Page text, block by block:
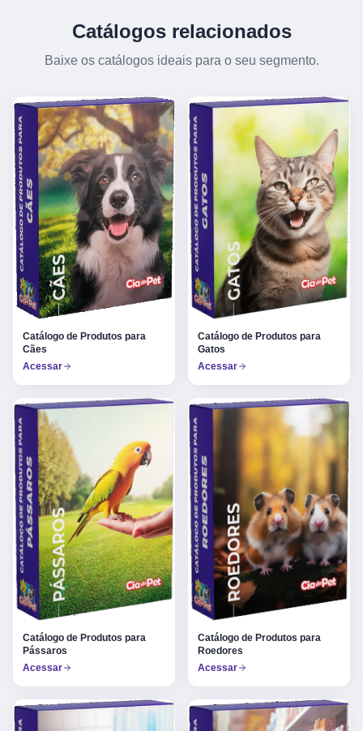
Catálogos relacionados
Baixe os catálogos ideais para o seu segmento.
Catálogo de Produtos para
Cães
Acessar
Catálogo de Produtos para
Gatos
Acessar
Catálogo de Produtos para
Pássaros
Acessar
Catálogo de Produtos para
Roedores
Acessar